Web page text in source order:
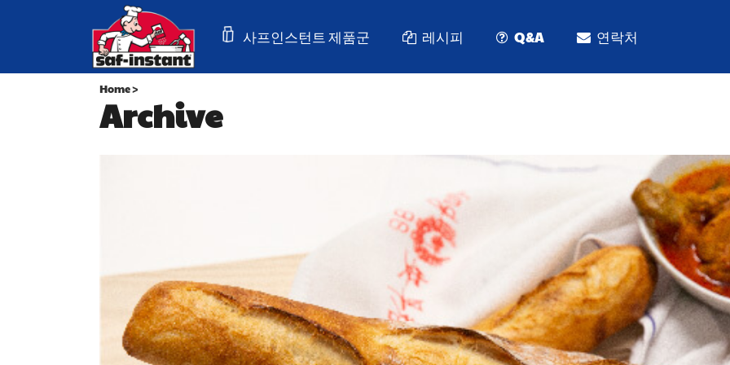
사프인스턴트 제품군 레시피 Q&A 연락처
Archive
Home>